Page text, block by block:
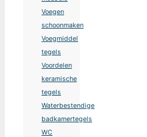
Voegen
schoonmaken
Voegmiddel
tegels
Voordelen
keramische
tegels
Waterbestendige
badkamertegels
WC